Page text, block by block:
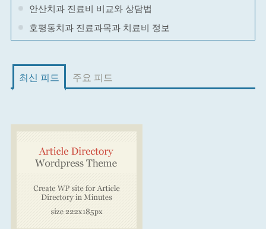
안산치과 진료비 비교와 상담법
호평동치과 진료과목과 치료비 정보
최신 피드 주요 피드